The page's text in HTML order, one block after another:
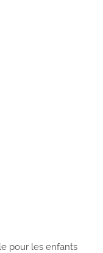
pour les enfants